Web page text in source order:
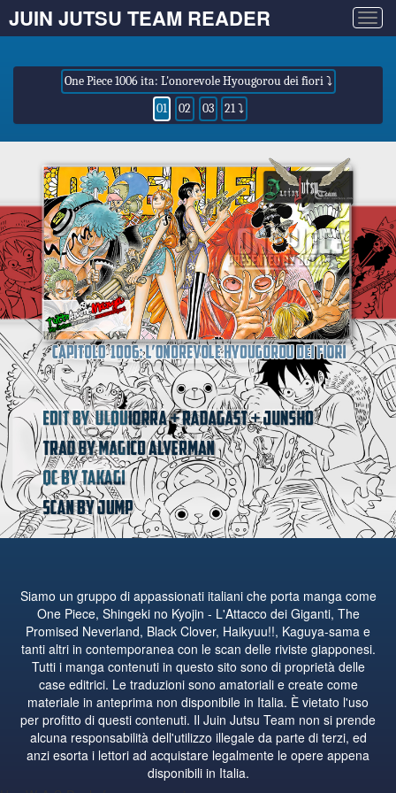
JUIN JUTSU TEAM READER
One Piece 1006 ita: L'onorevole Hyougorou dei fiori ⤵
01
02 03 21 ⤵
Siamo un gruppo di appassionati italiani che porta manga come
One Piece, Shingeki no Kyojin - L'Attacco dei Giganti, The
Promised Neverland, Black Clover, Haikyuu!!, Kaguya-sama e
tanti altri in contemporanea con le scan delle riviste giapponesi.
Tutti i manga contenuti in questo sito sono di proprietà delle
case editrici. Le traduzioni sono amatoriali e create come
materiale in anteprima non disponibile in Italia. È vietato l'uso
per profitto di questi contenuti. Il Juin Jutsu Team non si prende
alcuna responsabilità dell'utilizzo illegale da parte di terzi, ed
anzi esorta i lettori ad acquistare legalmente le opere appena
disponibili in Italia.